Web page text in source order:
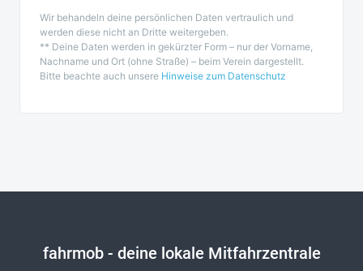
Wir behandeln deine persönlichen Daten vertraulich und
werden diese nicht an Dritte weitergeben.
** Deine Daten werden in gekürzter Form – nur der Vorname,
Nachname und Ort (ohne Straße) – beim Verein dargestellt.
Bitte beachte auch unsere Hinweise zum Datenschutz
fahrmob- deine lokale Mitfahrzentrale